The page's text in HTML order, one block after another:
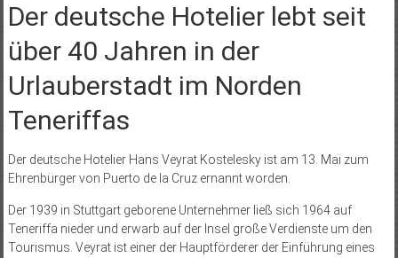
Der deutsche Hotelier lebt seit
über 40 Jahren in der
Urlauberstadt im Norden
Teneriffas
Der deutsche Hotelier Hans Veyrat Kostelesky ist am 13. Mai zum
Ehrenbürger von Puerto de la Cruz ernannt worden.
Der 1939 in Stuttgart geborene Unternehmer ließ sich 1964 auf
Teneriffa nieder und erwarb auf der Insel große Verdienste um den
Tourismus. Veyrat ist einer der Hauptförderer der Einführung eines